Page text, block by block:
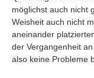
möglichst auch nicht
Weisheit auch nicht
aneinander
der Vergangenheit
also keine Probleme